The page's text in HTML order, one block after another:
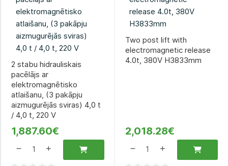
2 stabu hidrauliskais
pacēlājs ar
elektromagnētisko
atlaišanu, (3 pakāpju
aizmugurējās sviras) 4,0 t
/ 4,0 t, 220 V
1,887.60€
Two post lift with
electromagnetic release
4.0t, 380V H3833mm
2,018.28€